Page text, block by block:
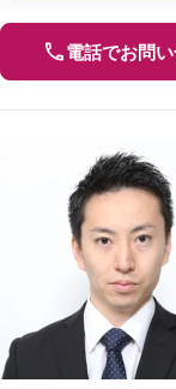
電話でお問